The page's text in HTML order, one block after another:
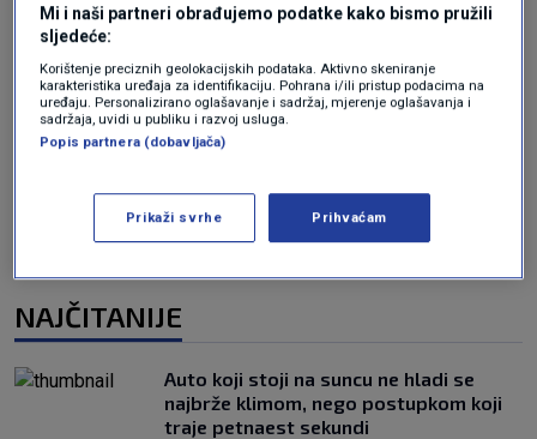
Oglas
NAJČITANIJE
Auto koji stoji na suncu ne hladi se
najbrže klimom, nego postupkom koji
traje petnaest sekundi
Mi i naši partneri obrađujemo podatke kako bismo pružili
sljedeće:
Korištenje preciznih geolokacijskih podataka. Aktivno skeniranje
karakteristika uređaja za identifikaciju. Pohrana i/ili pristup podacima na
uređaju. Personalizirano oglašavanje i sadržaj, mjerenje oglašavanja i
sadržaja, uvidi u publiku i razvoj usluga.
Popis partnera (dobavljača)
Prikaži svrhe Prihvaćam